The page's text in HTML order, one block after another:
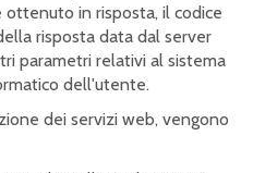
in risposta, il codice
risposta data dal server
parametri relativi al sistema
dell'utente.
dei servizi web, vengono